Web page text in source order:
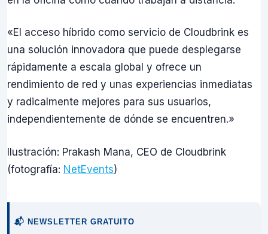
«El acceso híbrido como servicio de Cloudbrink es
una solución innovadora que puede desplegarse
rápidamente a escala global y ofrece un
rendimiento de red y unas experiencias inmediatas
y radicalmente mejores para sus usuarios,
independientemente de dónde se encuentren.»
Ilustración: Prakash Mana, CEO de Cloudbrink
(fotografía: NetEvents)
📬 NEWSLETTER GRATUITO